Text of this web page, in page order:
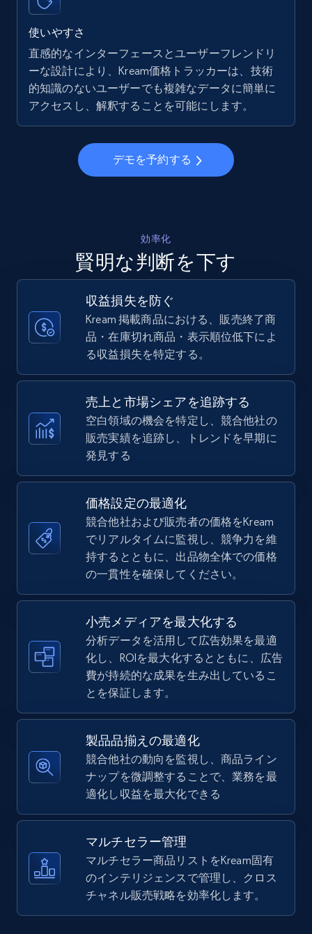
Walmart - products - Find new products by
using specific category URL
URL, Final price, Sku, Currency, Gtin,
Specifications, Image urls, Top reviews, and
more.
5.6K+ 875+ 今すぐ始める
Specifications, Image urls, Top reviews, and
Walmart - products - Discover products by
using sku numbers
URL, Final price, Sku, Currency, Gtin,
Specifications, Image urls, Top reviews, and
more.
TikTok Shop
URL, Title, Available, Description, Currency, Initial
price, Final price, Discount percent, and more.
TikTok Shop - category
URL, Title, Available, Description, Currency, Initial
price, Final price, Discount percent, and more.
5.4K+ 668+ 今すぐ始める
TikTok Shop - Collect TikTok shop products
by keywords search
URL, Title, Available, Description, Currency, Initial
price, Final price, Discount percent, and more.
5.4K+ 668+ 今すぐ始める
使いやすさ
直感的なインターフェースとユーザーフレンドリ
ーな設計により、Kream価格トラッカーは、技術
的知識のないユーザーでも複雑なデータに簡単に
アクセスし、解釈することを可能にします。
デモを予約する
効率化
賢明な判断を下す
収益損失を防ぐ
Kream 掲載商品における、販売終了商
品・在庫切れ商品・表示順位低下によ
る収益損失を特定する。
売上と市場シェアを追跡する
空白領域の機会を特定し、競合他社の
販売実績を追跡し、トレンドを早期に
発見する
価格設定の最適化
競合他社および販売者の価格をKream
でリアルタイムに監視し、競争力を維
持するとともに、出品物全体での価格
の一貫性を確保してください。
小売メディアを最大化する
分析データを活用して広告効果を最適
化し、ROIを最大化するとともに、広告
費が持続的な成果を生み出しているこ
とを保証します。
製品品揃えの最適化
競合他社の動向を監視し、商品ライン
ナップを微調整することで、業務を最
適化し収益を最大化できる
マルチセラー管理
マルチセラー商品リストをKream固有
のインテリジェンスで管理し、クロス
チャネル販売戦略を効率化します。